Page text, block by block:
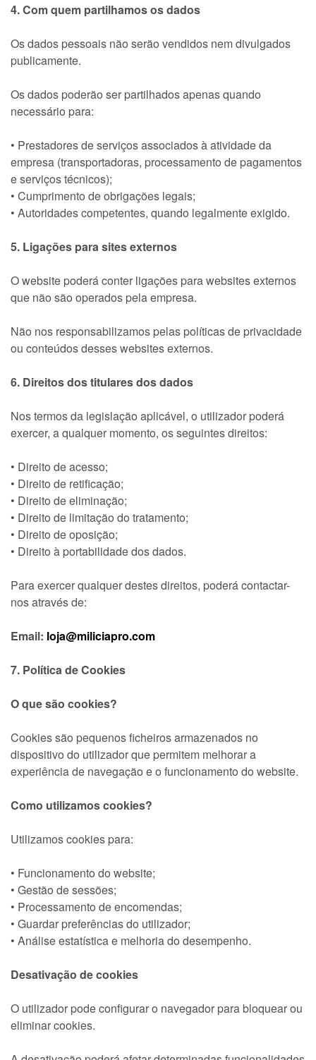
4. Com quem partilhamos os dados
Os dados pessoais não serão vendidos nem divulgados
publicamente.
Os dados poderão ser partilhados apenas quando
necessário para:
• Prestadores de serviços associados à atividade da
empresa (transportadoras, processamento de pagamentos
e serviços técnicos);
• Cumprimento de obrigações legais;
• Autoridades competentes, quando legalmente exigido.
5. Ligações para sites externos
O website poderá conter ligações para websites externos
que não são operados pela empresa.
Não nos responsabilizamos pelas políticas de privacidade
ou conteúdos desses websites externos.
6. Direitos dos titulares dos dados
Nos termos da legislação aplicável, o utilizador poderá
exercer, a qualquer momento, os seguintes direitos:
• Direito de acesso;
• Direito de retificação;
• Direito de eliminação;
• Direito de limitação do tratamento;
• Direito de oposição;
• Direito à portabilidade dos dados.
Para exercer qualquer destes direitos, poderá contactar-
nos através de:
Email: loja@miliciapro.com
7. Política de Cookies
O que são cookies?
Cookies são pequenos ficheiros armazenados no
dispositivo do utilizador que permitem melhorar a
experiência de navegação e o funcionamento do website.
Como utilizamos cookies?
Utilizamos cookies para:
• Funcionamento do website;
• Gestão de sessões;
• Processamento de encomendas;
• Guardar preferências do utilizador;
• Análise estatística e melhoria do desempenho.
Desativação de cookies
O utilizador pode configurar o navegador para bloquear ou
eliminar cookies.